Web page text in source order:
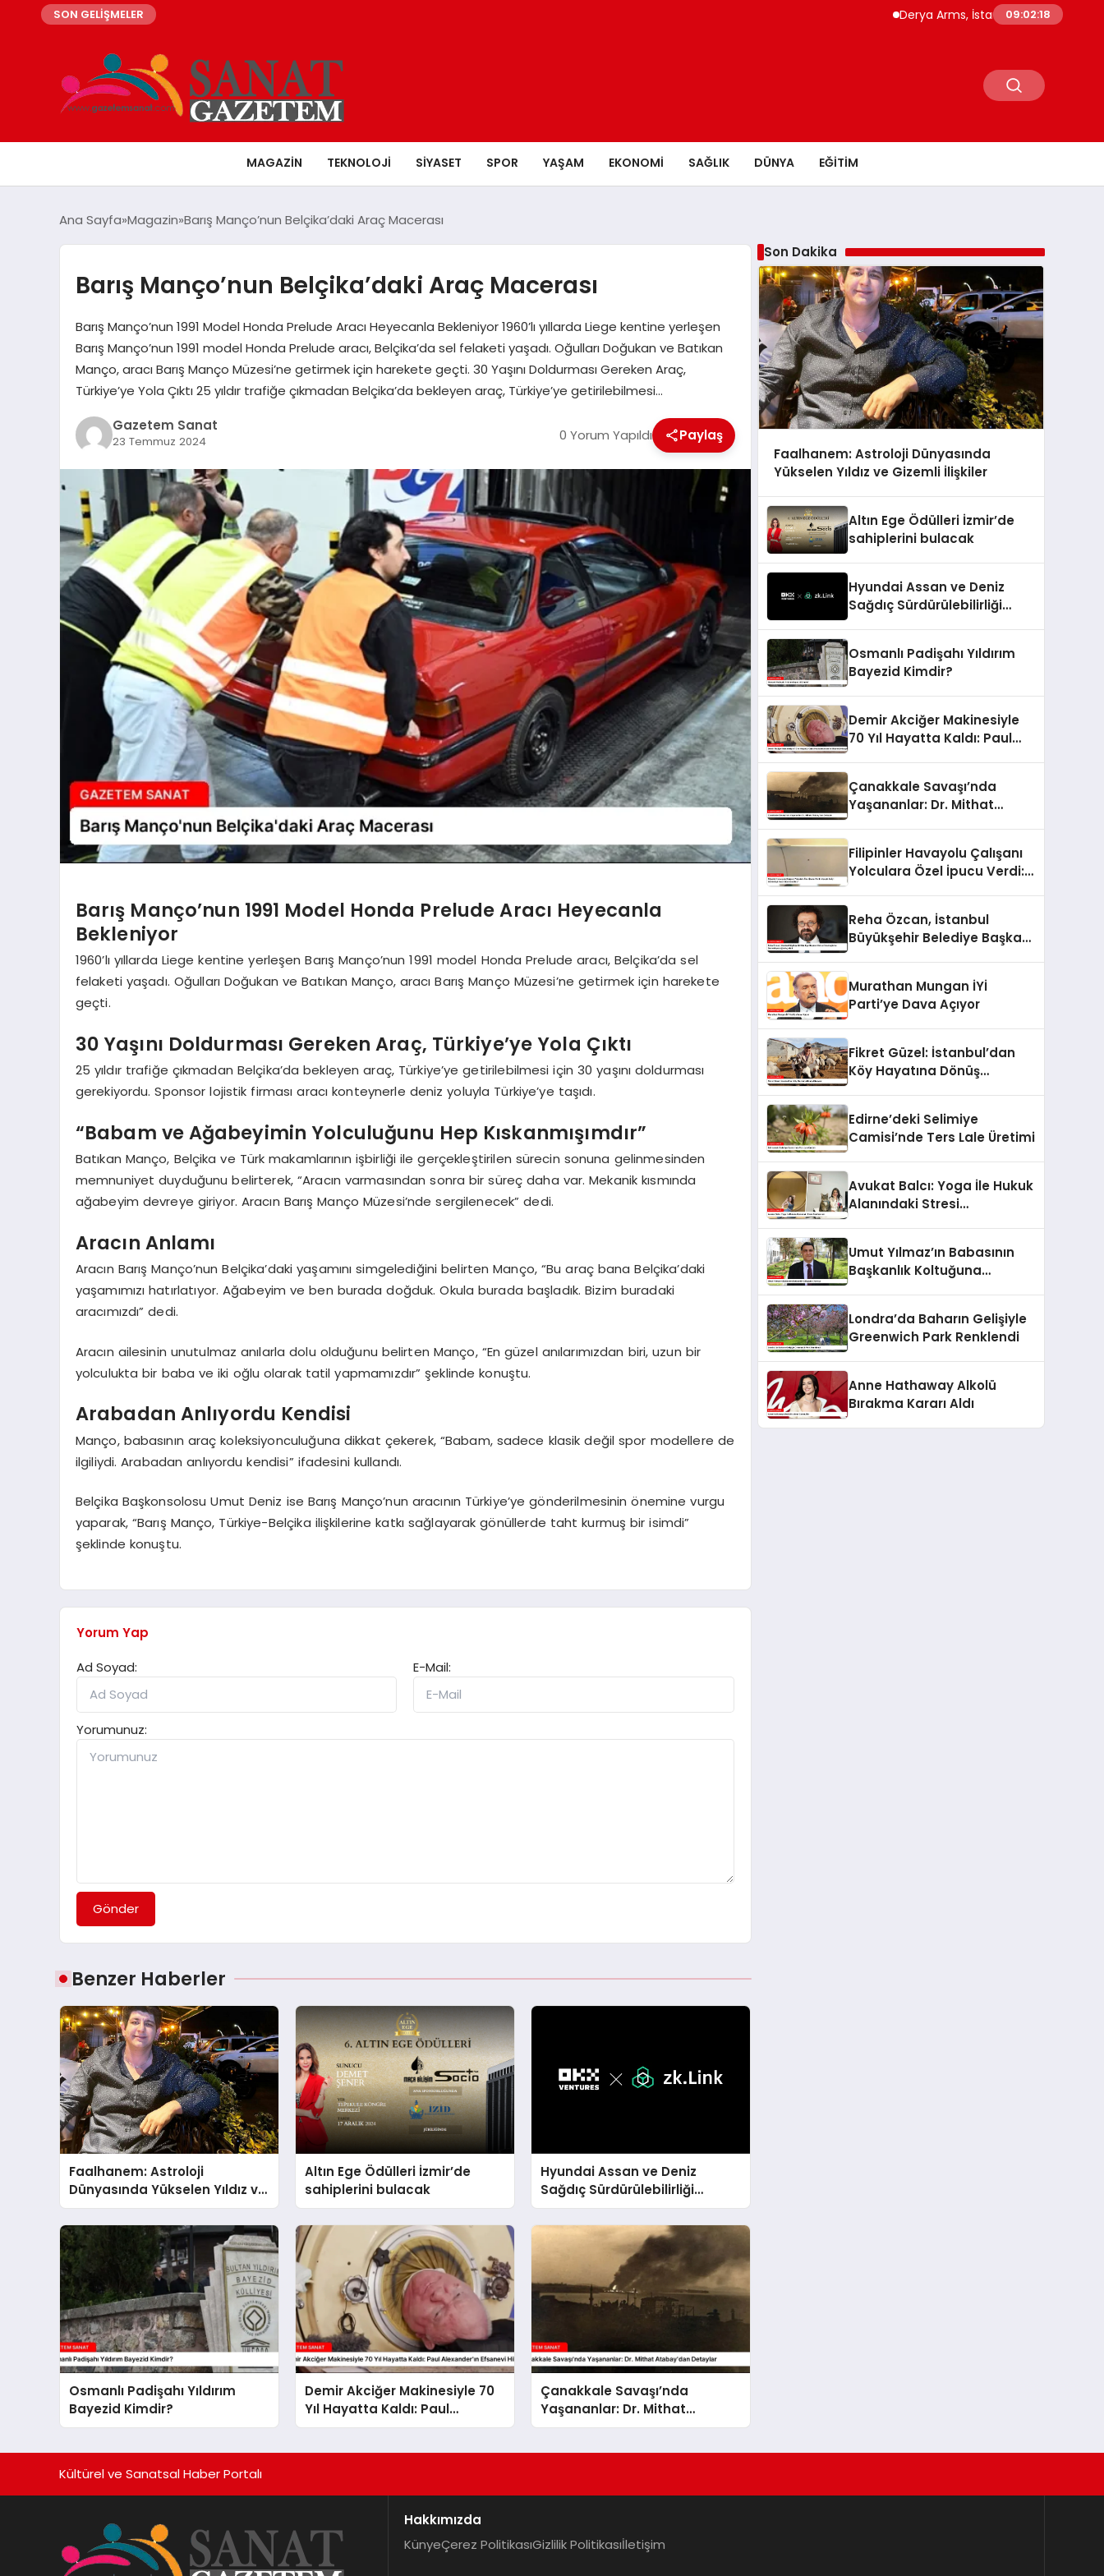
SON GELİŞMELER Derya Arms, İstanbul Prohunt 2026’da
09:02:19
MAGAZIN TEKNOLOJI SIYASET SPOR YAŞAM EKONOMI SAĞLIK DÜNYA EĞITIM
Ana Sayfa Magazin Barış Manço’nun Belçika’daki Araç Macerası
Barış Manço’nun Belçika’daki Araç Macerası
Barış Manço’nun 1991 Model Honda Prelude Aracı Heyecanla Bekleniyor 1960’lı yıllarda Liege kentine yerleşen
Barış Manço’nun 1991 model Honda Prelude aracı, Belçika’da sel felaketi yaşadı. Oğulları Doğukan ve Batıkan
Manço, aracı Barış Manço Müzesi’ne getirmek için harekete geçti. 30 Yaşını Doldurması Gereken Araç,
Türkiye’ye Yola Çıktı 25 yıldır trafiğe çıkmadan Belçika’da bekleyen araç, Türkiye’ye getirilebilmesi…
Gazetem Sanat
23 Temmuz 2024 0 Yorum Yapıldı Paylaş
Barış Manço’nun 1991 Model Honda Prelude Aracı Heyecanla
Bekleniyor
1960’lı yıllarda Liege kentine yerleşen Barış Manço’nun 1991 model Honda Prelude aracı, Belçika’da sel
felaketi yaşadı. Oğulları Doğukan ve Batıkan Manço, aracı Barış Manço Müzesi’ne getirmek için harekete
geçti.
30 Yaşını Doldurması Gereken Araç, Türkiye’ye Yola Çıktı
25 yıldır trafiğe çıkmadan Belçika’da bekleyen araç, Türkiye’ye getirilebilmesi için 30 yaşını doldurması
gerekiyordu. Sponsor lojistik firması aracı konteynerle deniz yoluyla Türkiye’ye taşıdı.
“Babam ve Ağabeyimin Yolculuğunu Hep Kıskanmışımdır”
Batıkan Manço, Belçika ve Türk makamlarının işbirliği ile gerçekleştirilen sürecin sonuna gelinmesinden
memnuniyet duyduğunu belirterek, “Aracın varmasından sonra bir süreç daha var. Mekanik kısmında
ağabeyim devreye giriyor. Aracın Barış Manço Müzesi’nde sergilenecek” dedi.
Aracın Anlamı
Aracın Barış Manço’nun Belçika’daki yaşamını simgelediğini belirten Manço, “Bu araç bana Belçika’daki
yaşamımızı hatırlatıyor. Ağabeyim ve ben burada doğduk. Okula burada başladık. Bizim buradaki
aracımızdı” dedi.
Aracın ailesinin unutulmaz anılarla dolu olduğunu belirten Manço, “En güzel anılarımızdan biri, uzun bir
yolculukta bir baba ve iki oğlu olarak tatil yapmamızdır” şeklinde konuştu.
Arabadan Anlıyordu Kendisi
Manço, babasının araç koleksiyonculuğuna dikkat çekerek, “Babam, sadece klasik değil spor modellere de
ilgiliydi. Arabadan anlıyordu kendisi” ifadesini kullandı.
Belçika Başkonsolosu Umut Deniz ise Barış Manço’nun aracının Türkiye’ye gönderilmesinin önemine vurgu
yaparak, “Barış Manço, Türkiye-Belçika ilişkilerine katkı sağlayarak gönüllerde taht kurmuş bir isimdi”
şeklinde konuştu.
Yorum Yap
Ad Soyad:
E-Mail:
Yorumunuz:
Gönder
Benzer Haberler
Faalhanem: Astroloji
Dünyasında Yükselen Yıldız ve
Gizemli İlişkiler
Altın Ege Ödülleri İzmir’de
sahiplerini bulacak
Hyundai Assan ve Deniz
Sağdıç Sürdürülebilirliği
Sanata Dönüştürüyor.
Osmanlı Padişahı Yıldırım
Bayezid Kimdir?
Demir Akciğer Makinesiyle 70
Yıl Hayatta Kaldı: Paul
Alexander’ın Efsanevi Hikayesi
Çanakkale Savaşı’nda
Yaşananlar: Dr. Mithat
Atabay’dan Detaylar
Son Dakika
Faalhanem: Astroloji Dünyasında
Yükselen Yıldız ve Gizemli İlişkiler
Altın Ege Ödülleri İzmir’de
sahiplerini bulacak
Hyundai Assan ve Deniz
Sağdıç Sürdürülebilirliği
Osmanlı Padişahı Yıldırım
Bayezid Kimdir?
Demir Akciğer Makinesiyle
70 Yıl Hayatta Kaldı: Paul
Çanakkale Savaşı’nda
Yaşananlar: Dr. Mithat
Filipinler Havayolu Çalışanı
Yolculara Özel İpucu Verdi:
Reha Özcan, İstanbul
Büyükşehir Belediye Başkanı
Murathan Mungan İYİ
Parti’ye Dava Açıyor
Fikret Güzel: İstanbul’dan
Köy Hayatına Dönüş
Edirne’deki Selimiye
Camisi’nde Ters Lale Üretimi
Avukat Balcı: Yoga İle Hukuk
Alanındaki Stresi
Umut Yılmaz’ın Babasının
Başkanlık Koltuğuna
Londra’da Baharın Gelişiyle
Greenwich Park Renklendi
Anne Hathaway Alkolü
Bırakma Kararı Aldı
Kültürel ve Sanatsal Haber Portalı
Hakkımızda
KünyeÇerez PolitikasıGizlilik Politikasıİletişim